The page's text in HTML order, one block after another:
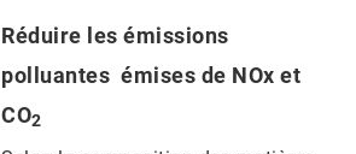
Réduire les émissions
polluantes émises de NOx et
CO2